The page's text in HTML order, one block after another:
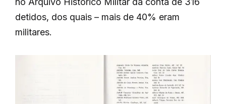
detidos, dos quais – mais de 40% eram
militares.